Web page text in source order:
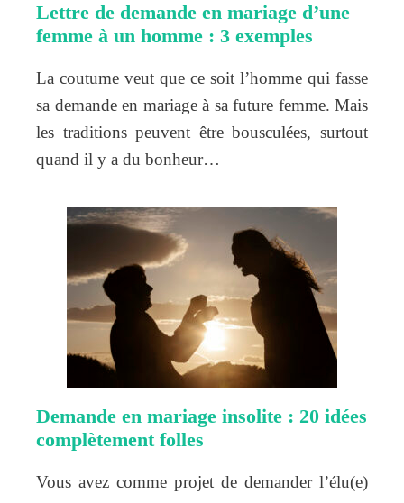
Lettre de demande en mariage d’une
femme à un homme : 3 exemples
La coutume veut que ce soit l’homme qui fasse
sa demande en mariage à sa future femme. Mais
les traditions peuvent être bousculées, surtout
quand il y a du bonheur…
Demande en mariage insolite : 20 idées
complètement folles
Vous avez comme projet de demander l’élu(e)